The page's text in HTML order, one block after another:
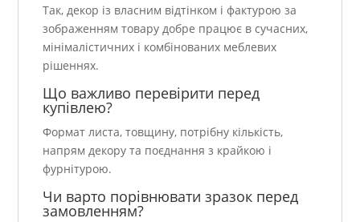
Так, декор із власним відтінком і фактурою за
зображенням товару добре працює в сучасних,
мінімалістичних і комбінованих меблевих
рішеннях.
Що важливо перевірити перед
купівлею?
Формат листа, товщину, потрібну кількість,
напрям декору та поєднання з крайкою і
фурнітурою.
Чи варто порівнювати зразок перед
замовленням?